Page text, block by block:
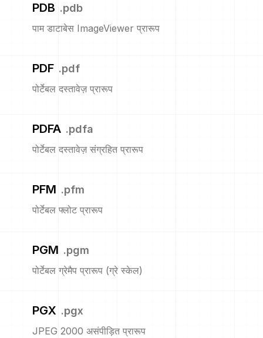
PDB .pdb
पाम डाटाबेस ImageViewer प्रारूप
PDF .pdf
पोर्टेबल दस्तावेज़ प्रारूप
PDFA .pdfa
पोर्टेबल दस्तावेज़ संग्रहित प्रारूप
PFM .pfm
पोर्टेबल फ्लोट प्रारूप
PGM .pgm
पोर्टेबल ग्रेमैप प्रारूप (ग्रे स्केल)
PGX .pgx
JPEG 2000 असंपीड़ित प्रारूप